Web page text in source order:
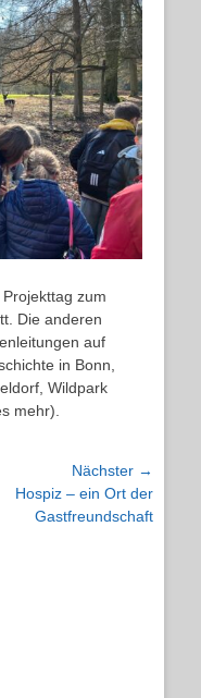
zum
Die anderen
auf
in Bonn,
Wildpark
mehr).
Nächster →
Hospiz – ein Ort der
Gastfreundschaft